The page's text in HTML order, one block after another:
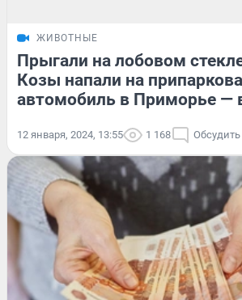
ЖИВОТНЫЕ
Прыгали на лобовом
Козы напали на
автомобиль в Приморье —
12 января, 2024, 13:55 1 168 Обсудить